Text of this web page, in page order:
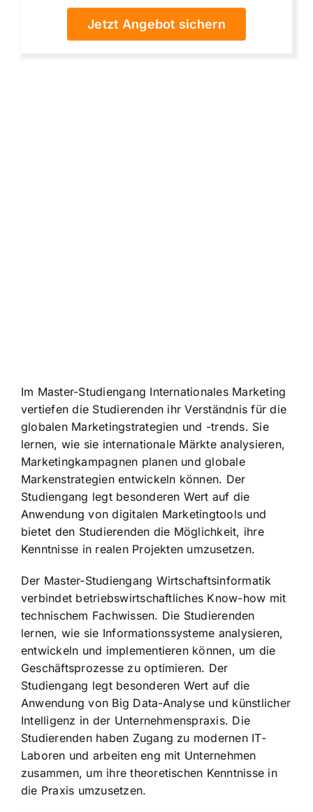
Jetzt Angebot sichern
Im Master-Studiengang Internationales Marketing
vertiefen die Studierenden ihr Verständnis für die
globalen Marketingstrategien und -trends. Sie
lernen, wie sie internationale Märkte analysieren,
Marketingkampagnen planen und globale
Markenstrategien entwickeln können. Der
Studiengang legt besonderen Wert auf die
Anwendung von digitalen Marketingtools und
bietet den Studierenden die Möglichkeit, ihre
Kenntnisse in realen Projekten umzusetzen.
Der Master-Studiengang Wirtschaftsinformatik
verbindet betriebswirtschaftliches Know-how mit
technischem Fachwissen. Die Studierenden
lernen, wie sie Informationssysteme analysieren,
entwickeln und implementieren können, um die
Geschäftsprozesse zu optimieren. Der
Studiengang legt besonderen Wert auf die
Anwendung von Big Data-Analyse und künstlicher
Intelligenz in der Unternehmenspraxis. Die
Studierenden haben Zugang zu modernen IT-
Laboren und arbeiten eng mit Unternehmen
zusammen, um ihre theoretischen Kenntnisse in
die Praxis umzusetzen.